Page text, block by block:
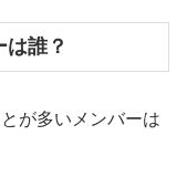
誰？
が多いメンバーは